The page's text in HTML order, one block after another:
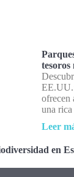
tesoros
ofrecen
una
Leer
en